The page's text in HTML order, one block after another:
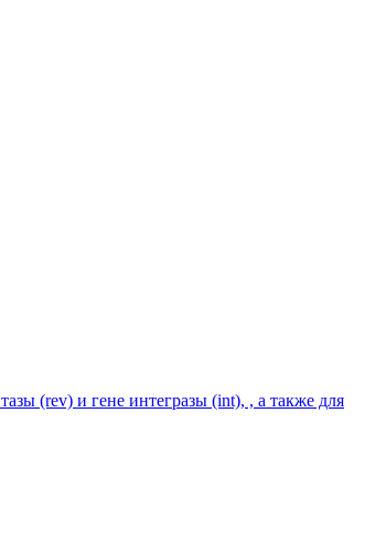
(rev) и гене интегразы (int), , а также для